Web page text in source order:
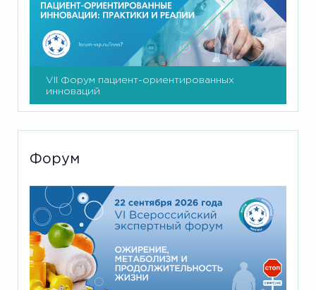
VII Форум пациент-ориентированных
инноваций
Форум